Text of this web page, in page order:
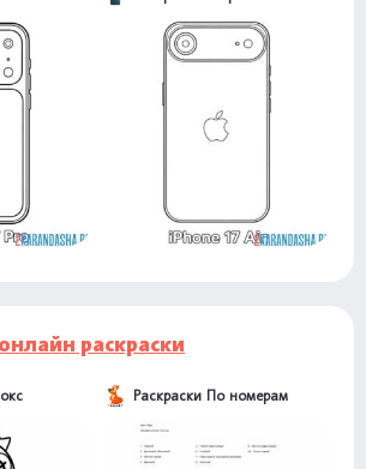
раскраски
Раскраски По номерам